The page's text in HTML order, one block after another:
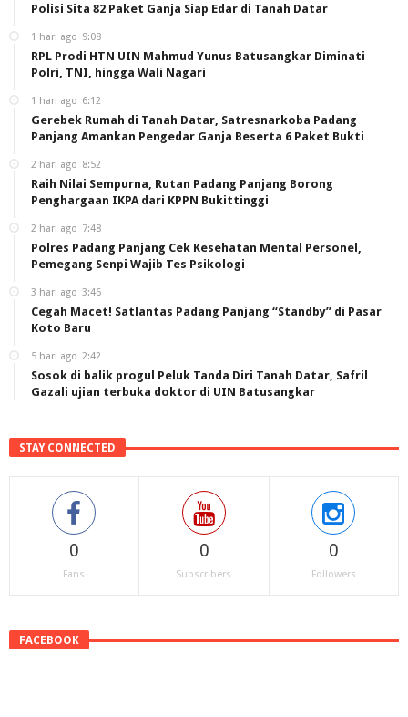
Polisi Sita 82 Paket Ganja Siap Edar di Tanah Datar
1 hari ago 9:08
RPL Prodi HTN UIN Mahmud Yunus Batusangkar Diminati
Polri, TNI, hingga Wali Nagari
1 hari ago 6:12
Gerebek Rumah di Tanah Datar, Satresnarkoba Padang
Panjang Amankan Pengedar Ganja Beserta 6 Paket Bukti
2 hari ago 8:52
Raih Nilai Sempurna, Rutan Padang Panjang Borong
Penghargaan IKPA dari KPPN Bukittinggi
2 hari ago 7:48
Polres Padang Panjang Cek Kesehatan Mental Personel,
Pemegang Senpi Wajib Tes Psikologi
3 hari ago 3:46
Cegah Macet! Satlantas Padang Panjang “Standby” di Pasar
Koto Baru
5 hari ago 2:42
Sosok di balik progul Peluk Tanda Diri Tanah Datar, Safril
Gazali ujian terbuka doktor di UIN Batusangkar
STAY CONNECTED
0
Fans
0
Subscribers
0
Followers
FACEBOOK